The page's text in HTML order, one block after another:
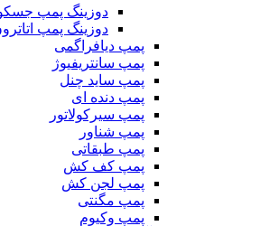
دوزینگ پمپ
دوزینگ پمپ
پمپ دیافراگمی
پمپ سانتریفیوژ
پمپ ساید چنل
پمپ دنده ای
پمپ سیرکولاتور
پمپ شناور
پمپ طبقاتی
پمپ کف کش
پمپ لجن کش
پمپ مگنتی
پمپ وکیوم